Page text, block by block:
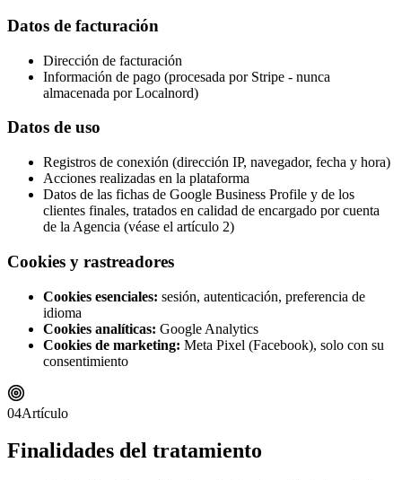
Datos de facturación
Dirección de facturación
Información de pago (procesada por Stripe - nunca
almacenada por Localnord)
Datos de uso
Registros de conexión (dirección IP, navegador, fecha y hora)
Acciones realizadas en la plataforma
Datos de las fichas de Google Business Profile y de los
clientes finales, tratados en calidad de encargado por cuenta
de la Agencia (véase el artículo 2)
Cookies y rastreadores
Cookies esenciales: sesión, autenticación, preferencia de
idioma
Cookies analíticas: Google Analytics
Cookies de marketing: Meta Pixel (Facebook), solo con su
consentimiento
04Artículo
Finalidades del tratamiento